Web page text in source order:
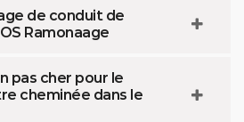
de conduit de
Ramonaage
pas cher pour le
cheminée dans le